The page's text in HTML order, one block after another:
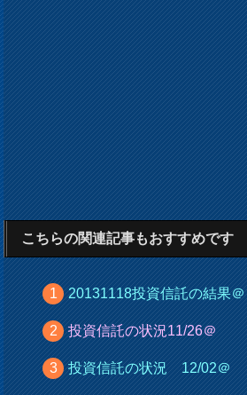
こちらの関連記事もおすすめです
20131118投資信託の結果＠
投資信託の状況11/26＠
投資信託の状況 12/02＠